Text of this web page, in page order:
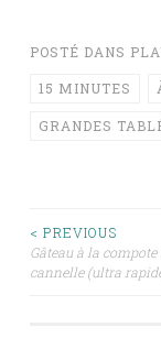
POSTÉ DANS
15 MINUTES
GRANDES
des
< PREVIOUS
Gâteau à la compote
cannelle (ultra